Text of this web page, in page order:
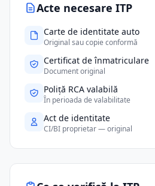
Acte necesare ITP
Carte de identitate auto
Original sau copie conformă
Certificat de înmatriculare
Document original
Poliță RCA valabilă
În perioada de valabilitate
Act de identitate
CI/BI proprietar — original